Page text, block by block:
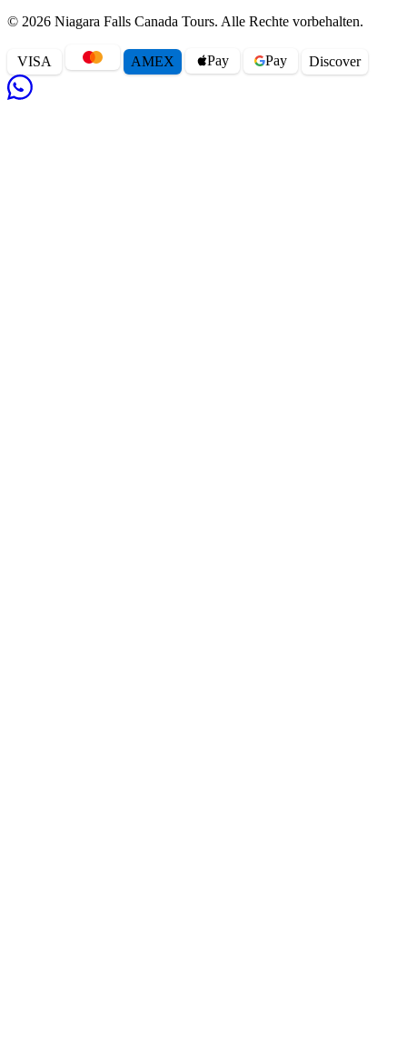
© 2026 Niagara Falls Canada Tours. Alle Rechte vorbehalten.
VISA AMEX Pay Pay Discover